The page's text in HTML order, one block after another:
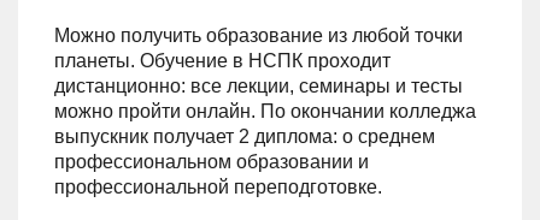
Можно получить образование из любой точки
планеты. Обучение в НСПК проходит
дистанционно: все лекции, семинары и тесты
можно пройти онлайн. По окончании колледжа
выпускник получает 2 диплома: о среднем
профессиональном образовании и
профессиональной переподготовке.